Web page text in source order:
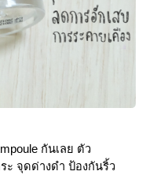
กันเลย ตัว
ะ จุดด่างดำ ป้องกันริ้ว